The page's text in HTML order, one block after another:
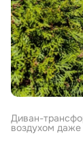
Диван-
воздухом